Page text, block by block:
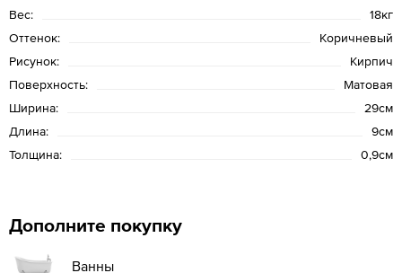
Вес:
18кг
Оттенок:
Коричневый
Рисунок:
Кирпич
Поверхность:
Матовая
Ширина:
29см
Длина:
9см
Толщина:
0,9см
Дополните покупку
Ванны